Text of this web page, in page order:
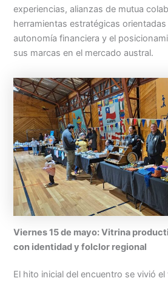
experiencias, alianzas de mutua
herramientas estratégicas
autonomía financiera y el
sus marcas en el mercado austral.
Viernes 15 de mayo: Vitrina
con identidad y folclor regional
El hito inicial del encuentro se vivió